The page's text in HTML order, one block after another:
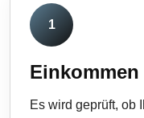
1
Es wird geprüft, ob